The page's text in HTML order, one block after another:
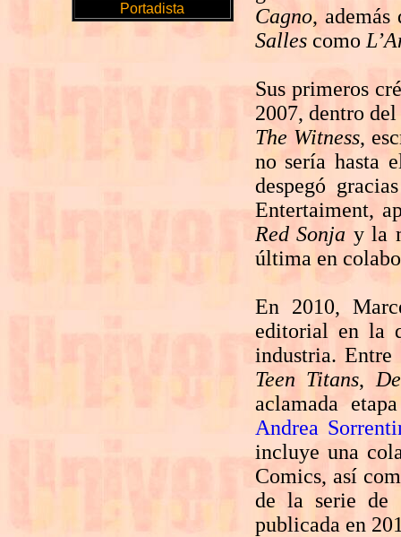
Portadista
Cagno,
Sallescomo
Sus primeros
2007, dentro
The Witness,
no sería hasta
despegó
Entertaiment,
Red Sonja y la
última en
En 2010,
editorial en la
industria.
Teen Titans,
aclamada
Andrea
incluye una
Comics, así
de la serie de
publicada en